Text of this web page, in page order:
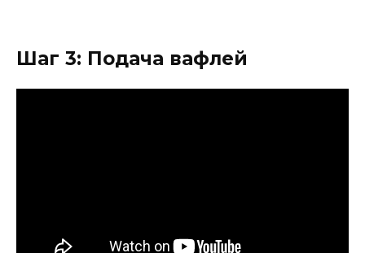
Шаг 3: Подача вафлей